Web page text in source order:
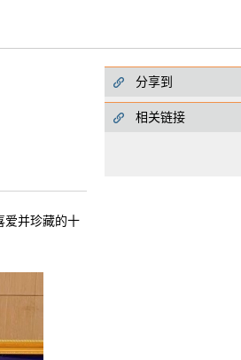
爱并珍藏的十
分享到
相关链接